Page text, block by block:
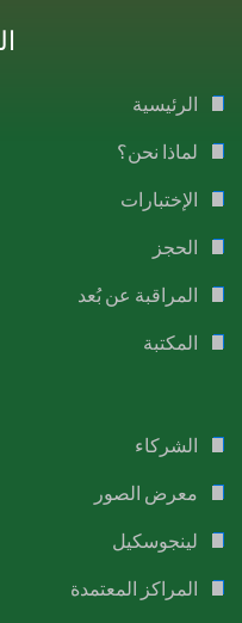
الرئيسية
لماذا نحن؟
الإختبارات
الحجز
المراقبة عن بُعد
المكتبة
الشركاء
معرض الصور
لينجوسكيل
المراكز المعتمدة